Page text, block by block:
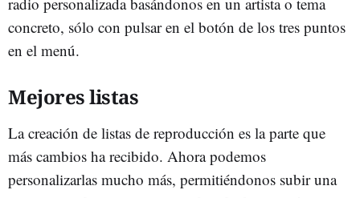
concreto, sólo con pulsar en el botón de los tres puntos
en el menú.
Mejores listas
La creación de listas de reproducción es la parte que
más cambios ha recibido. Ahora podemos
personalizarlas mucho más, permitiéndonos subir una